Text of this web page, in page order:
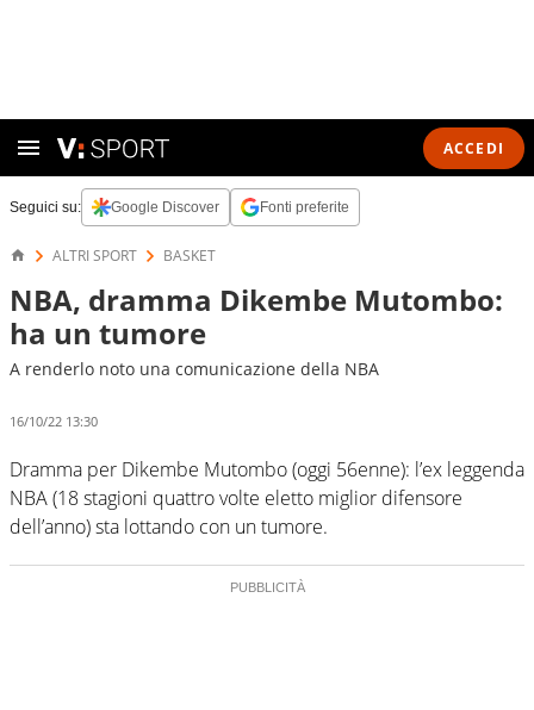
ACCEDI
Seguici su: Google Discover Fonti preferite
ALTRI SPORT BASKET
NBA, dramma Dikembe Mutombo:
ha un tumore
A renderlo noto una comunicazione della NBA
16/10/22 13:30
Dramma per Dikembe Mutombo (oggi 56enne): l’ex leggenda
NBA (18 stagioni quattro volte eletto miglior difensore
dell’anno) sta lottando con un tumore.